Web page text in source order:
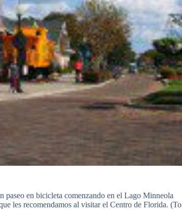
paseo en bicicleta comenzando en el Lago Minneola
les recomendamos al visitar el Centro de Florida. (To